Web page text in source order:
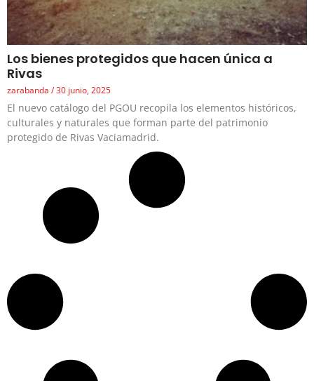
Los bienes protegidos que hacen única a
Rivas
zarabanda 30 junio, 2025
El nuevo catálogo del PGOU recopila los elementos históricos,
culturales y naturales que forman parte del patrimonio
protegido de Rivas Vaciamadrid.